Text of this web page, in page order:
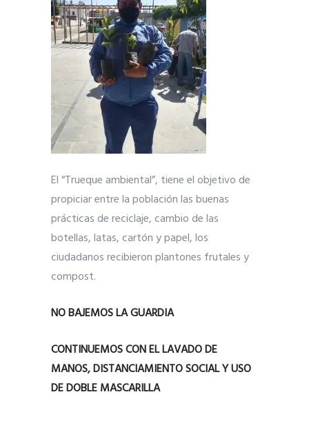
El “Trueque ambiental”, tiene el objetivo de
propiciar entre la población las buenas
prácticas de reciclaje, cambio de las
botellas, latas, cartón y papel, los
ciudadanos recibieron plantones frutales y
compost.
NO BAJEMOS LA GUARDIA
CONTINUEMOS CON EL LAVADO DE
MANOS, DISTANCIAMIENTO SOCIAL Y USO
DE DOBLE MASCARILLA